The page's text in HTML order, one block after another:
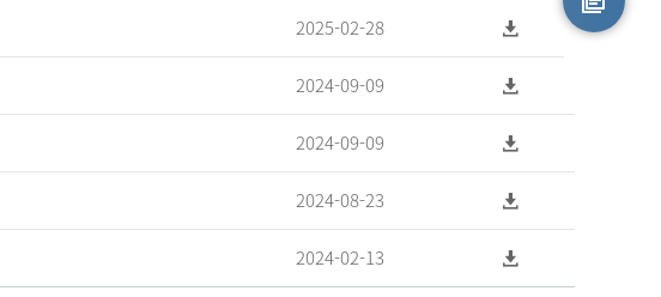
2025-02-28
2024-09-09
2024-09-09
2024-08-23
2024-02-13